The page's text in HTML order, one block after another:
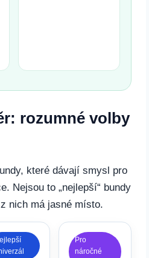
rozumné volby
které dávají smysl pro
Nejsou to „nejlepší“ bundy
nich má jasné místo.
Pro
náročné